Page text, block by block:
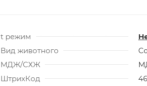
t режим
Вид животного
МДЖ/СХЖ
ШтрихКод